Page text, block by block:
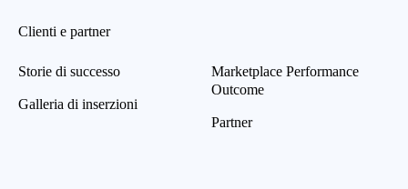
Clienti e partner
Storie di successo
Galleria di inserzioni
Marketplace Performance
Outcome
Partner